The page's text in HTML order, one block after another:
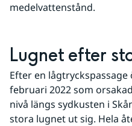
medelvattenstånd.
Lugnet efter
Efter en
februari 2022 som
nivå längs sydkusten i
stora lugnet ut sig. Hela